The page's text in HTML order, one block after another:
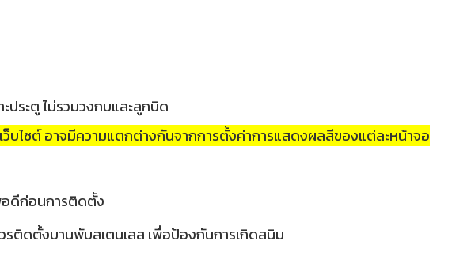
ประตู ไม่รวมวงกบและลูกบิด
ไซต์ อาจมีความแตกต่างกันจากการตั้งค่าการแสดงผลสีของแต่ละหน้าจอ
อดีก่อนการติดตั้ง
ติดตั้งบานพับสเตนเลส เพื่อป้องกันการเกิดสนิม